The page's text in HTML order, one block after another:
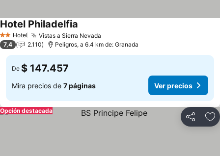
2 Estrellas
Hotel Vistas a Sierra Nevada
Hotel Philadelfia
7,4 2.110 Peligros, a 6.4 km de: Granada
De $ 147.457
Mira precios de 7 páginas Ver precios
Compartir
Opción destacada